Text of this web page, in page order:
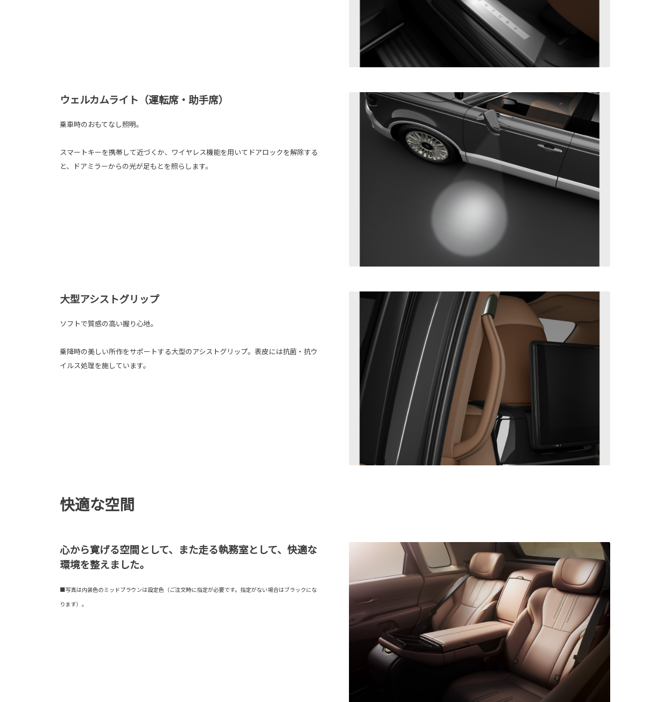
ウェルカムライト（運転席・助手席）
乗車時のおもてなし照明。
スマートキーを携帯して近づくか、ワイヤレス機能を用いてドアロックを解除する
と、ドアミラーからの光が足もとを照らします。
大型アシストグリップ
ソフトで質感の高い握り心地。
乗降時の美しい所作をサポートする大型のアシストグリップ。表皮には抗菌・抗ウ
イルス処理を施しています。
快適な空間
心から寛げる空間として、また走る執務室として、快適な
環境を整えました。
■写真は内装色のミッドブラウンは設定色（ご注文時に指定が必要です。指定がない場合はブラックにな
ります）。